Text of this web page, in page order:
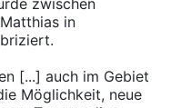
zwischen
in
[...] auch im Gebiet
Möglichkeit, neue